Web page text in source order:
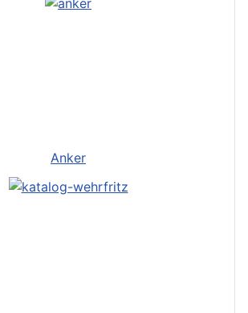
Anker